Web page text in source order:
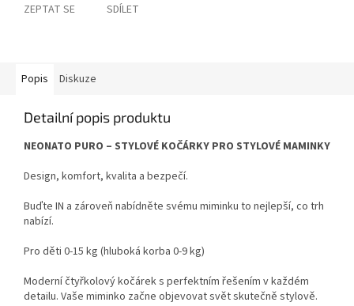
ZEPTAT SE SDÍLET
Popis Diskuze
Detailní popis produktu
NEONATO PURO – STYLOVÉ KOČÁRKY PRO STYLOVÉ MAMINKY
Design, komfort, kvalita a bezpečí.
Buďte IN a zároveň nabídněte svému miminku to nejlepší, co trh
nabízí.
Pro děti 0-15 kg (hluboká korba 0-9 kg)
Moderní čtyřkolový kočárek s perfektním řešením v každém
detailu. Vaše miminko začne objevovat svět skutečně stylově.